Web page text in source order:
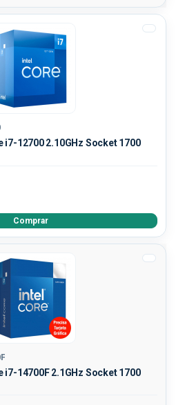
12700 2.10GHz Socket 1700
Comprar
14700F 2.1GHz Socket 1700